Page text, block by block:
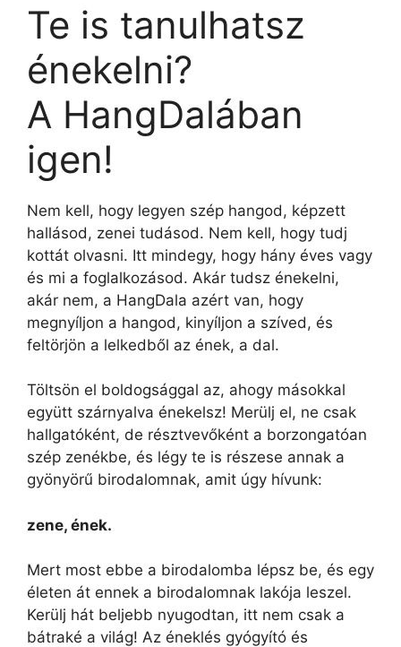
Te is tanulhatsz
énekelni?
A HangDalában
igen!
Nem kell, hogy legyen szép hangod, képzett
hallásod, zenei tudásod. Nem kell, hogy tudj
kottát olvasni. Itt mindegy, hogy hány éves vagy
és mi a foglalkozásod. Akár tudsz énekelni,
akár nem, a HangDala azért van, hogy
megnyíljon a hangod, kinyíljon a szíved, és
feltörjön a lelkedből az ének, a dal.
Töltsön el boldogsággal az, ahogy másokkal
együtt szárnyalva énekelsz! Merülj el, ne csak
hallgatóként, de résztvevőként a borzongatóan
szép zenékbe, és légy te is részese annak a
gyönyörű birodalomnak, amit úgy hívunk:
zene, ének.
Mert most ebbe a birodalomba lépsz be, és egy
életen át ennek a birodalomnak lakója leszel.
Kerülj hát beljebb nyugodtan, itt nem csak a
bátraké a világ! Az éneklés gyógyító és